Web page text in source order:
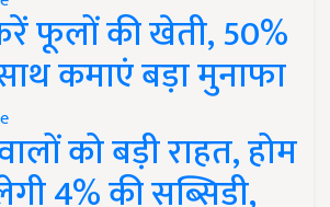
फूलों की खेती, 50%
कमाएं बड़ा मुनाफा
को बड़ी राहत, होम
4% की सब्सिडी,